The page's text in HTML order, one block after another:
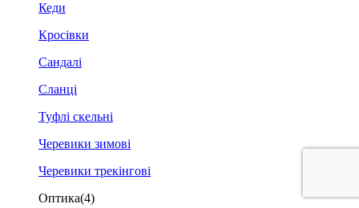
Кеди
Кросівки
Сандалі
Сланці
Туфлі скельні
Черевики зимові
Черевики трекінгові
Оптика(4)